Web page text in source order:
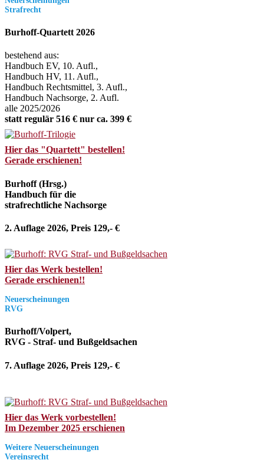
Strafrecht
Burhoff-Quartett 2026
bestehend aus:
Handbuch EV, 10. Aufl.,
Handbuch HV, 11. Aufl.,
Handbuch Rechtsmittel, 3. Aufl.,
Handbuch Nachsorge, 2. Aufl.
alle 2025/2026
statt regulär 516 € nur ca. 399 €
Hier das "Quartett" bestellen!
Gerade erschienen!
Burhoff (Hrsg.)
Handbuch für die
strafrechtliche Nachsorge
2. Auflage 2026, Preis 129,- €
Hier das Werk bestellen!
Gerade erschienen!!
Neuerscheinungen
RVG
Burhoff/Volpert,
RVG - Straf- und Bußgeldsachen
7. Auflage 2026, Preis 129,- €
Hier das Werk vorbestellen!
Im Dezember 2025 erschienen
Weitere Neuerscheinungen
Vereinsrecht